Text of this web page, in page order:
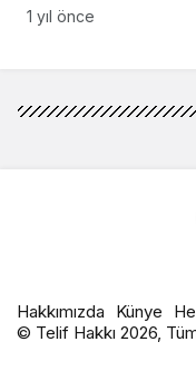
Peygamberle ilgisi
1 yıl önce
Hakkımızda Künye
© Telif Hakkı 2026, Tüm